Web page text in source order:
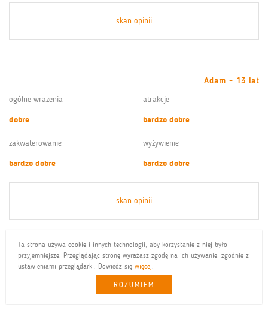
Ta strona używa cookie i innych technologii, aby korzystanie z niej było
przyjemniejsze. Przeglądając stronę wyrażasz zgodę na ich używanie, zgodnie z
ustawieniami przeglądarki. Dowiedz się więcej.
ROZUMIEM
skan opinii
Adam - 13 lat
ogólne wrażenia
dobre
atrakcje
bardzo dobre
zakwaterowanie
bardzo dobre
wyżywienie
bardzo dobre
skan opinii
Olga - 12 lat